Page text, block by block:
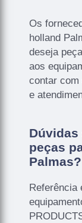
Os
holland
deseja
aos
contar com
e
peças
Palmas?
Referência